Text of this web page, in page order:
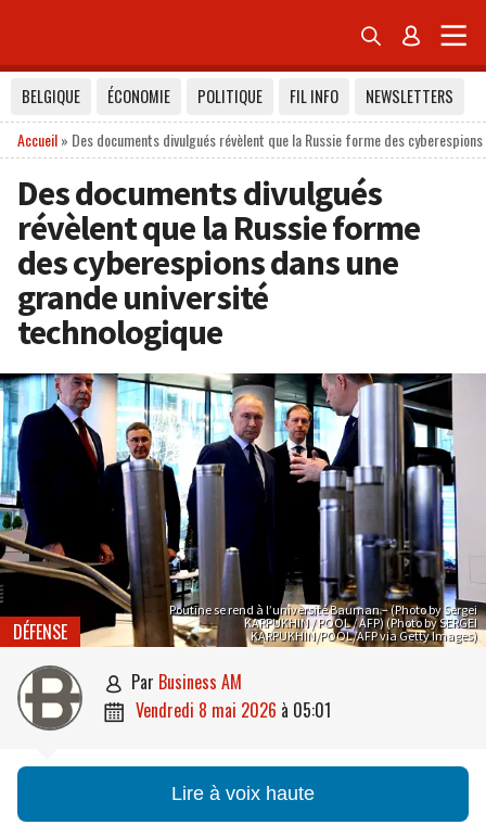
 
BELGIQUE ÉCONOMIE POLITIQUE FIL INFO
NEWSLETTERS
Accueil» Des documents divulgués révèlent que la Russie forme des
Des documents divulgués
révèlent que la Russie forme
des cyberespions dans une
grande université
technologique
Poutine se rend à l’université Bauman – (Photo by Sergei
KARPUKHIN / POOL / AFP) (Photo by SERGEI
KARPUKHIN/POOL/AFP via Getty Images)
DÉFENSE
 par Business AM
 vendredi 8 mai 2026 à 05:01
Lire à voix haute